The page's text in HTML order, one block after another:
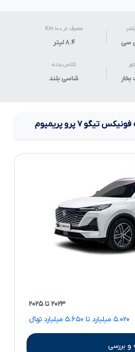
مصرف در ۱۰۰ Km
۸.۴لیتر
کلاس بدنه
شاسی بلند
فونیکس تیگو۷پرو پریمیوم
۲۰۲۳ تا ۲۰۲۵
۵.۰۲۰ میلیارد تا ۵.۶۵۰ میلیارد تومانءءء
و بررسی